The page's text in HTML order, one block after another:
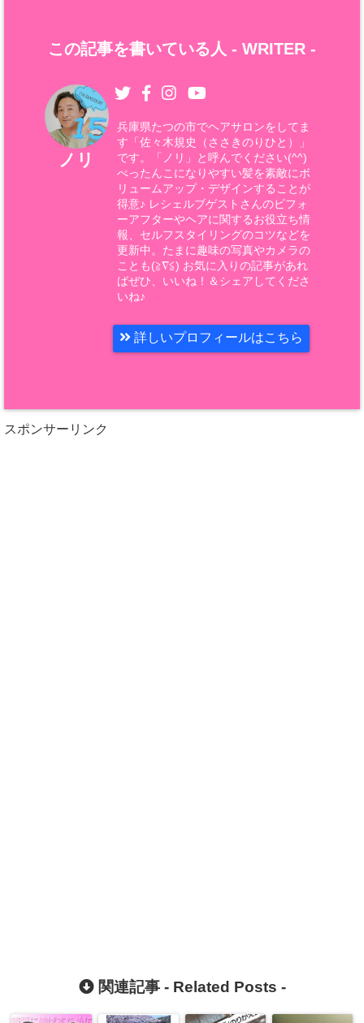
この記事を書いている人 - WRITER -
ノリ
兵庫県たつの市でヘアサロンをしてま
す「佐々木規史（ささきのりひと）」
です。「ノリ」と呼んでください(^^)
ぺったんこになりやすい髪を素敵にボ
リュームアップ・デザインすることが
得意♪ レシェルブゲストさんのビフォ
ーアフターやヘアに関するお役立ち情
報、セルフスタイリングのコツなどを
更新中。たまに趣味の写真やカメラの
ことも(≧∇≦) お気に入りの記事があれ
ばぜひ、いいね！＆シェアしてくださ
いね♪
詳しいプロフィールはこちら
スポンサーリンク
関連記事 - Related Posts -